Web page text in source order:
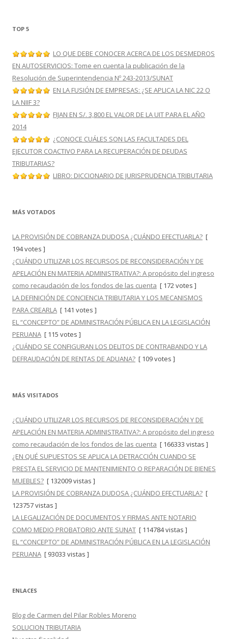
TOP 5
LO QUE DEBE CONOCER ACERCA DE LOS DESMEDROS
EN AUTOSERVICIOS: Tome en cuenta la publicación de la
Resolución de Superintendencia Nº 243-2013/SUNAT
EN LA FUSIÓN DE EMPRESAS: ¿SE APLICA LA NIC 22 O
LA NIIF 3?
FIJAN EN S/. 3,800 EL VALOR DE LA UIT PARA EL AÑO
2014
¿CONOCE CUÁLES SON LAS FACULTADES DEL
EJECUTOR COACTIVO PARA LA RECUPERACIÓN DE DEUDAS
TRIBUTARIAS?
LIBRO: DICCIONARIO DE JURISPRUDENCIA TRIBUTARIA
MÁS VOTADOS
LA PROVISIÓN DE COBRANZA DUDOSA ¿CUÁNDO EFECTUARLA? [
194 votes ]
¿CUÁNDO UTILIZAR LOS RECURSOS DE RECONSIDERACIÓN Y DE
APELACIÓN EN MATERIA ADMINISTRATIVA?: A propósito del ingreso
como recaudación de los fondos de las cuenta [ 172 votes ]
LA DEFINICIÓN DE CONCIENCIA TRIBUTARIA Y LOS MECANISMOS
PARA CREARLA [ 141 votes ]
EL “CONCEPTO” DE ADMINISTRACIÓN PÚBLICA EN LA LEGISLACIÓN
PERUANA [ 115 votes ]
¿CUÁNDO SE CONFIGURAN LOS DELITOS DE CONTRABANDO Y LA
DEFRAUDACIÓN DE RENTAS DE ADUANA? [ 109 votes ]
MÁS VISITADOS
¿CUÁNDO UTILIZAR LOS RECURSOS DE RECONSIDERACIÓN Y DE
APELACIÓN EN MATERIA ADMINISTRATIVA?: A propósito del ingreso
como recaudación de los fondos de las cuenta [ 166333 vistas ]
¿EN QUÉ SUPUESTOS SE APLICA LA DETRACCIÓN CUANDO SE
PRESTA EL SERVICIO DE MANTENIMIENTO O REPARACIÓN DE BIENES
MUEBLES? [ 132009 vistas ]
LA PROVISIÓN DE COBRANZA DUDOSA ¿CUÁNDO EFECTUARLA? [
123757 vistas ]
LA LEGALIZACIÓN DE DOCUMENTOS Y FIRMAS ANTE NOTARIO
COMO MEDIO PROBATORIO ANTE SUNAT [ 114784 vistas ]
EL “CONCEPTO” DE ADMINISTRACIÓN PÚBLICA EN LA LEGISLACIÓN
PERUANA [ 93033 vistas ]
ENLACES
Blog de Carmen del Pilar Robles Moreno
SOLUCION TRIBUTARIA